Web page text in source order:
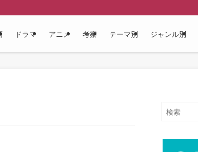
ドラマ アニメ 考察 テーマ別 ジャンル別